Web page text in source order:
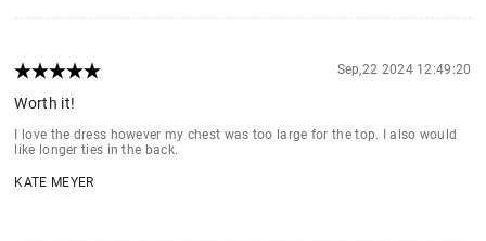
Sep,22 2024 12:49:20
Worth it!
I love the dress however my chest was too large for the top. I also would
like longer ties in the back.
KATE MEYER